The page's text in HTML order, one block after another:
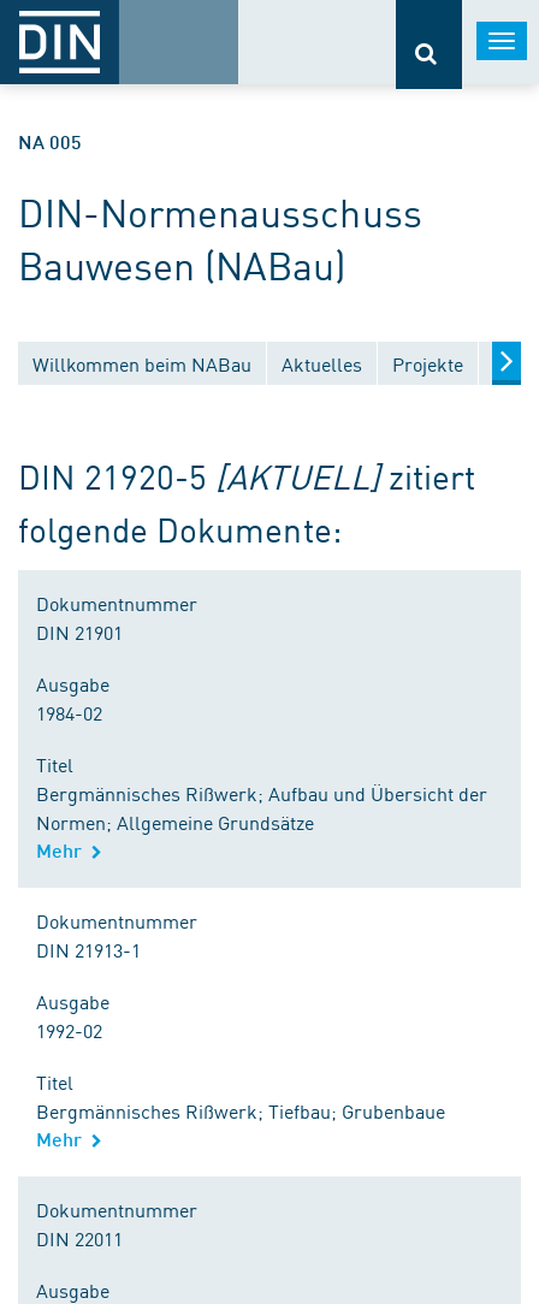
NA 005
DIN-Normenausschuss
Bauwesen (NABau)
Willkommen beim NABau Aktuelles Projekte
DIN 21920-5 [AKTUELL] zitiert
folgende Dokumente:
Dokumentnummer
DIN 21901
Ausgabe
1984-02
Titel
Bergmännisches Rißwerk; Aufbau und Übersicht der
Normen; Allgemeine Grundsätze
Mehr
Dokumentnummer
DIN 21913-1
Ausgabe
1992-02
Titel
Bergmännisches Rißwerk; Tiefbau; Grubenbaue
Mehr
Dokumentnummer
DIN 22011
Ausgabe